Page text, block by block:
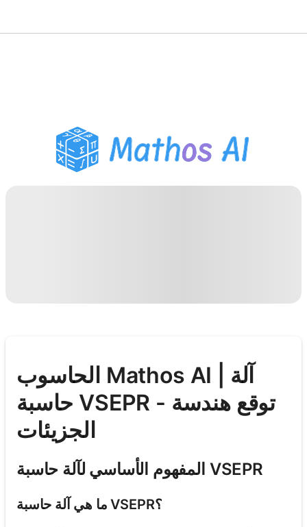
مساعد واجبات PDF
أدوات الدراسة
الحاسوب Mathos AI | آلة
حاسبة VSEPR - توقع هندسة
الجزيئات
المفهوم الأساسي لآلة حاسبة VSEPR
ما هي آلة حاسبة VSEPR؟